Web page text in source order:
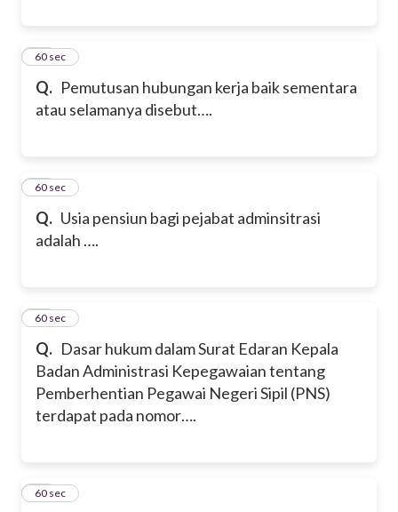
Q. Pemutusan hubungan kerja baik sementara
atau selamanya disebut….
32
60 sec
Q. Usia pensiun bagi pejabat adminsitrasi
adalah ….
33
60 sec
Q. Dasar hukum dalam Surat Edaran Kepala
Badan Administrasi Kepegawaian tentang
Pemberhentian Pegawai Negeri Sipil (PNS)
terdapat pada nomor….
34
60 sec
35
60 sec